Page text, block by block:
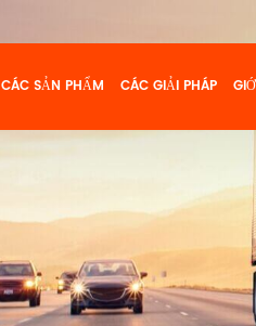
CÁC SẢN PHẨM CÁC GIẢI PHÁP